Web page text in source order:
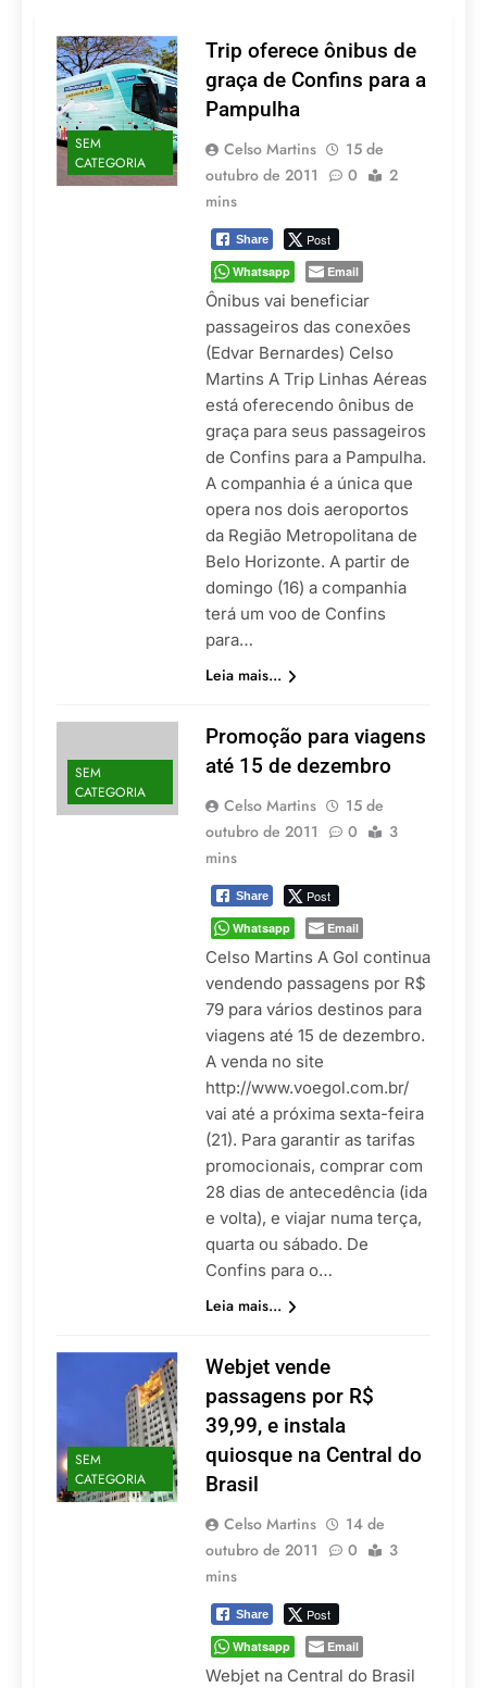
de operação do
Embraer 195-E2
5 De Agosto De 2026
Azul retoma voos
diretos entre Porto
Alegre e Montevidéu
em dezembro
5 De Agosto De 2026
Turismo na Serra
Catarinense: Região do
novos investimentos e
fortalece infraestrutura
5 De Agosto De 2026
Só Lugar: Descubra as
Atrações do Parque
Mini-Europe
4 De Agosto De 2026
Por Dentro do Atomium:
História, Ciência e a
Melhor Vista de
Bruxelas
4 De Agosto De 2026
SEM
CATEGORIA
Trip oferece ônibus de
graça de Confins para a
Pampulha
Celso Martins
15 de
outubro de 2011
0
2
mins
Share Post
Whatsapp Email
Ônibus vai beneficiar
passageiros das conexões
(Edvar Bernardes) Celso
Martins A Trip Linhas Aéreas
está oferecendo ônibus de
graça para seus passageiros
de Confins para a Pampulha.
A companhia é a única que
opera nos dois aeroportos
da Região Metropolitana de
Belo Horizonte. A partir de
domingo (16) a companhia
terá um voo de Confins
para…
Leia mais...
SEM
CATEGORIA
Promoção para viagens
até 15 de dezembro
Celso Martins
15 de
outubro de 2011
0
3
mins
Share Post
Whatsapp Email
Celso Martins A Gol continua
vendendo passagens por R$
79 para vários destinos para
viagens até 15 de dezembro.
A venda no site
http://www.voegol.com.br/
vai até a próxima sexta-feira
(21). Para garantir as tarifas
promocionais, comprar com
28 dias de antecedência (ida
e volta), e viajar numa terça,
quarta ou sábado. De
Confins para o…
Leia mais...
SEM
CATEGORIA
Webjet vende
passagens por R$
39,99, e instala
quiosque na Central do
Brasil
Celso Martins
14 de
outubro de 2011
0
3
mins
Share Post
Whatsapp Email
Webjet na Central do Brasil